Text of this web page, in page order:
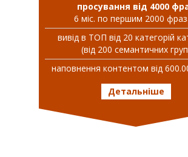
просування від 4000
6 міс. по першим 2000
вивiд в ТОП вiд 20 категорій
(від 200 семантичних
наповнення контентом від
Детальніше